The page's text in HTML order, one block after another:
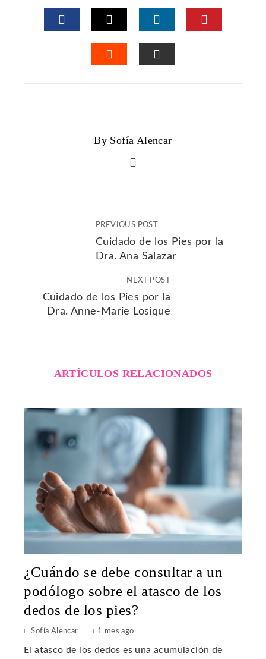
FACEBOOKTWITTERLINKEDIN
By Sofía Alencar
PREVIOUS POST
Cuidado de los Pies por la
Dra. Ana Salazar
NEXT POST
Cuidado de los Pies por la
Dra. Anne-Marie Losique
ARTÍCULOS RELACIONADOS
¿Cuándo se debe consultar a un
podólogo sobre el atasco de los
dedos de los pies?
Sofía Alencar 1 mes ago
El atasco de los dedos es una acumulación de